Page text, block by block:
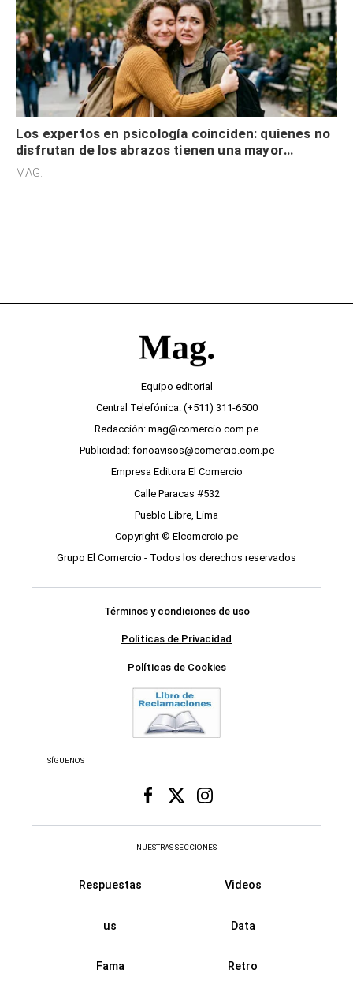
Los expertos en psicología coinciden: quienes no
disfrutan de los abrazos tienen una mayor
sensibilidad a los estímulos físicos y no es por
MAG.
Equipo editorial
Central Telefónica: (+511) 311-6500
Redacción: mag@comercio.com.pe
Publicidad: fonoavisos@comercio.com.pe
Empresa Editora El Comercio
Calle Paracas #532
Pueblo Libre, Lima
Copyright © Elcomercio.pe
Grupo El Comercio - Todos los derechos reservados
Términos y condiciones de uso
Políticas de Privacidad
Políticas de Cookies
SÍGUENOS
NUESTRAS SECCIONES
Respuestas Videos
us Data
Fama Retro